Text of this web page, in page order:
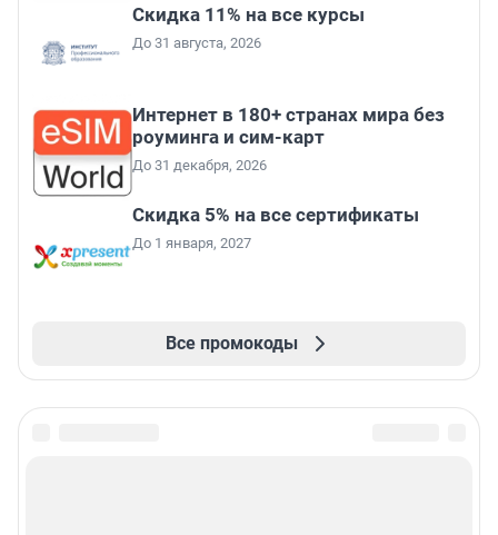
Скидка 11% на все курсы
До 31 августа, 2026
Интернет в 180+ странах мира без
роуминга и сим-карт
До 31 декабря, 2026
Скидка 5% на все сертификаты
До 1 января, 2027
Все промокоды